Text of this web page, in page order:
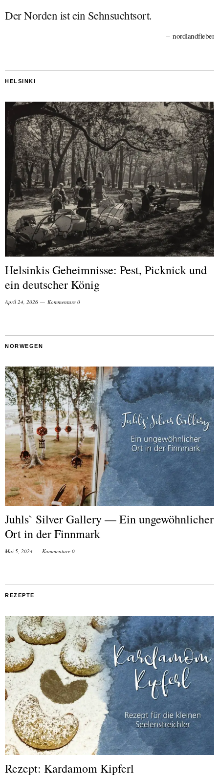
Der Norden ist ein Sehnsuchtsort.
nordlandfieber
HELSINKI
Helsinkis Geheimnisse: Pest, Picknick und
ein deutscher König
April 24, 2026 Kommentare 0
NORWEGEN
Juhls` Silver Gallery — Ein ungewöhnlicher
Ort in der Finnmark
Mai 5, 2024 Kommentare 0
REZEPTE
Rezept: Kardamom Kipferl